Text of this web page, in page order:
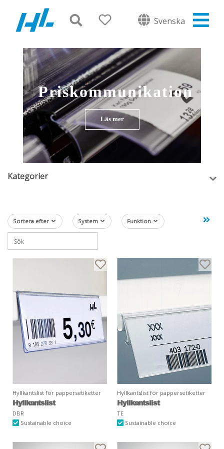
Svenska
Priskommunikation
Läs mer
Kategorier
Sortera efter System Funktion
Hyllkantslist för pappersetiketter
Hyllkantslist
DBR
Sustainable choice
Hyllkantslist för pappersetiketter
Hyllkantslist
TE
Sustainable choice